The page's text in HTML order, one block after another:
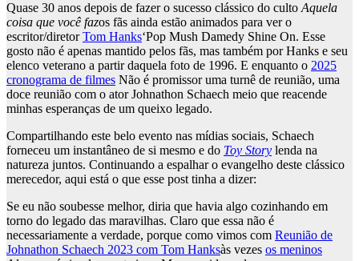
Quase 30 anos depois de fazer o sucesso clássico do cultoAquela
coisa que você fazos fãs ainda estão animados para ver o
escritor/diretorTom Hanks‘Pop Mush Damedy Shine On. Esse
gosto não é apenas mantido pelos fãs, mas também por Hanks e seu
elenco veterano a partir daquela foto de 1996. E enquanto o 2025
cronograma de filmes Não é promissor uma turnê de reunião, uma
doce reunião com o ator Johnathon Schaech meio que reacende
minhas esperanças de um queixo legado.
Compartilhando este belo evento nas mídias sociais, Schaech
forneceu um instantâneo de si mesmo e do Toy Story lenda na
natureza juntos. Continuando a espalhar o evangelho deste clássico
merecedor, aqui está o que esse post tinha a dizer:
Se eu não soubesse melhor, diria que havia algo cozinhando em
torno do legado das maravilhas. Claro que essa não é
necessariamente a verdade, porque como vimos com Reunião de
Johnathon Schaech 2023 com Tom Hanksàs vezes os meninos